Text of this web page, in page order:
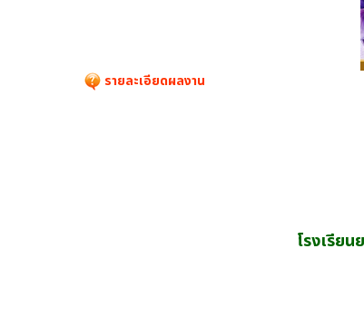
รายละเอียดผลงาน
โรงเรีย